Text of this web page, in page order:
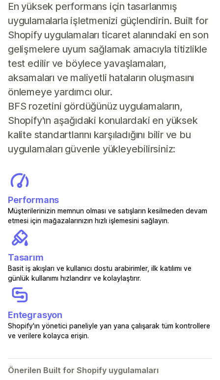
En yüksek performans için tasarlanmış
uygulamalarla işletmenizi güçlendirin. Built for
Shopify uygulamaları ticaret alanındaki en son
gelişmelere uyum sağlamak amacıyla titizlikle
test edilir ve böylece yavaşlamaları,
aksamaları ve maliyetli hataların oluşmasını
önlemeye yardımcı olur.
BFS rozetini gördüğünüz uygulamaların,
Shopify'ın aşağıdaki konulardaki en yüksek
kalite standartlarını karşıladığını bilir ve bu
uygulamaları güvenle yükleyebilirsiniz:
Performans
Müşterilerinizin memnun olması ve satışların kesilmeden devam
etmesi için mağazalarınızın hızlı işlemesini sağlayın.
Tasarım
Basit iş akışları ve kullanıcı dostu arabirimler, ilk katılımı ve
günlük kullanımı hızlandırır ve kolaylaştırır.
Entegrasyon
Shopify'ın yönetici paneliyle yan yana çalışarak tüm kontrollere
ve verilere kolayca erişin.
Önerilen Built for Shopify uygulamaları